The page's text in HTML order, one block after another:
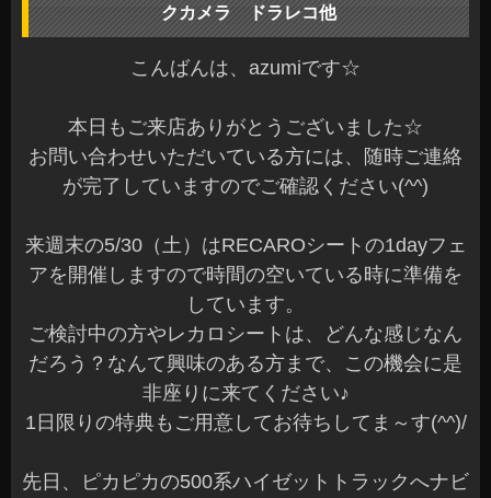
クカメラ ドラレコ他
こんばんは、azumiです☆
本日もご来店ありがとうございました☆
お問い合わせいただいている方には、随時ご連絡
が完了していますのでご確認ください(^^)
来週末の5/30（土）はRECAROシートの1dayフェ
アを開催しますので時間の空いている時に準備を
しています。
ご検討中の方やレカロシートは、どんな感じなん
だろう？なんて興味のある方まで、この機会に是
非座りに来てください♪
1日限りの特典もご用意してお待ちしてま～す(^^)/
先日、ピカピカの500系ハイゼットトラックへナビ